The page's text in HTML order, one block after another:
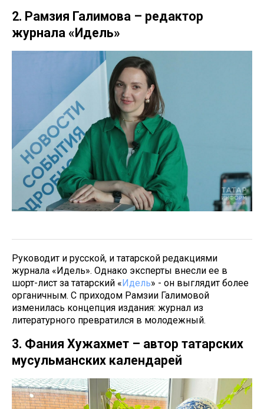
2. Рамзия Галимова – редактор
журнала «Идель»
Руководит и русской, и татарской редакциями
журнала «Идель». Однако эксперты внесли ее в
шорт-лист за татарский « Идель» - он выглядит более
органичным. С приходом Рамзии Галимовой
изменилась концепция издания: журнал из
литературного превратился в молодежный.
3. Фания Хужахмет – автор татарских
мусульманских календарей